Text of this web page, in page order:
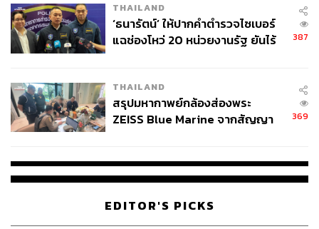
การอยู่กับธรรมชาติไม่เพียงทำให้เรารู้สึกสงบ แต่ยังส่งผลต่อ
ร่างกายโดยตรง งานวิจัยจากมหาวิทยาลัยมิชิแกนระบุว่า
ซอล (ฮอร์โมนความเครียด) ได้ถึง 15% ขณะที่การเดินป่า
หรือ “การอาบป่า” (Shinrin-yoku) ของญี่ปุ่น ยังช่วยลดความ
ดันโลหิตและสร้างสมดุลให้ระบบประสาท
Adult Development ซึ่งติดตามคนกว่า 80 ปี พบว่าผู้ที่มีความ
สัมพันธ์ที่ดี เช่น ครอบครัว เพื่อน หรือคู่รัก มีแนวโน้มจะมี
สุขภาพกายและใจที่แข็งแรงกว่า และอายุยืนยาวกว่า
THAILAND
‘ธนารัตน์’ ให้ปากคำตำรวจไซเบอร์
แฉช่องโหว่ 20 หน่วยงานรัฐ ยันไร้
387
THAILAND
สรุปมหากาพย์กล้องส่องพระ
ZEISS Blue Marine จากสัญญา
จ่ายหนี้-แอบระบุแบรนด์
369
EDITOR'S PICKS